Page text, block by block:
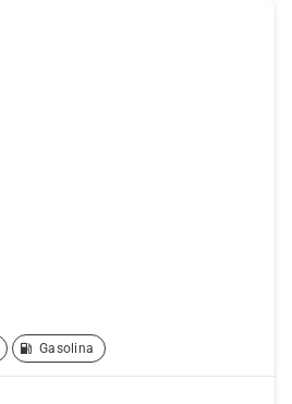
Gasolina